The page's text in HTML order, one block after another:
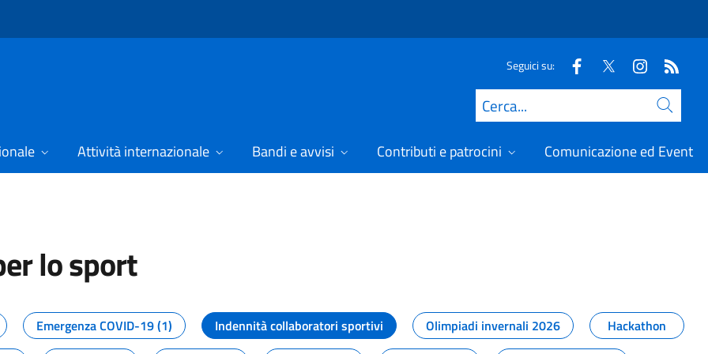
Seguici su:
Cerca
Attività internazionale Bandi e avvisi Contributi e patrocini Comunicazione ed Eventi
lo sport
dal Dipartimento per lo sport
Emergenza COVID-19 (1) Indennità collaboratori sportivi Olimpiadi invernali 2026
Hackathon